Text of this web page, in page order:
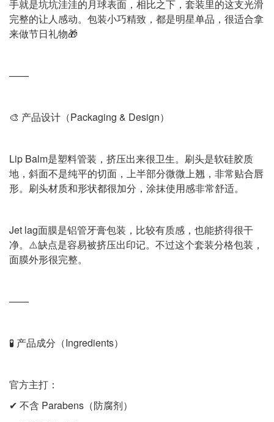
手就是坑坑洼洼的月球表面，相比之下，套装里的这支光滑
完整的让人感动。包装小巧精致，都是明星单品，很适合拿
来做节日礼物🎁
——
🎨 产品设计（Packaging & Design）
Lip Balm是塑料管装，挤压出来很卫生。刷头是软硅胶质
地，斜面不是纯平的切面，上半部分微微上翘，非常贴合唇
形。刷头材质和形状都很加分，涂抹使用感非常舒适。
Jet lag面膜是铝管牙膏包装，比较有质感，也能挤得很干
净。⚠️缺点是容易被挤压出印记。不过这个套装分格包装，
面膜外形很完整。
——
🧪 产品成分（Ingredients）
官方主打：
✔ 不含 Parabens（防腐剂）